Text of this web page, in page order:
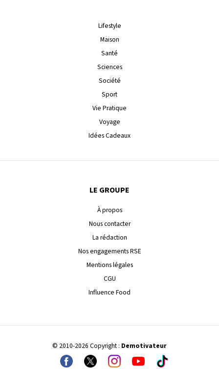
Lifestyle
Maison
Santé
Sciences
Société
Sport
Vie Pratique
Voyage
Idées Cadeaux
LE GROUPE
À propos
Nous contacter
La rédaction
Nos engagements RSE
Mentions légales
CGU
Influence Food
© 2010-2026 Copyright : Demotivateur